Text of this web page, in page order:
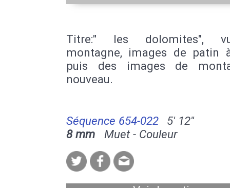
Titre:" les dolomites",
montagne, images de patin
puis des images de
nouveau.
Séquence 654-022
5' 12''
8 mm Muet - Couleur